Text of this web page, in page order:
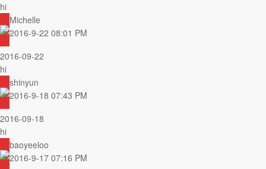
hi
Michelle
2016-9-22 08:01 PM
2016-09-22
hi
shinyun
2016-9-18 07:43 PM
2016-09-18
hi
baoyeeloo
2016-9-17 07:16 PM